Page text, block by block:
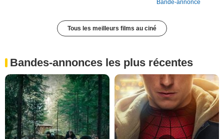
Bande-annonce
Tous les meilleurs films au ciné
Bandes-annonces les plus récentes